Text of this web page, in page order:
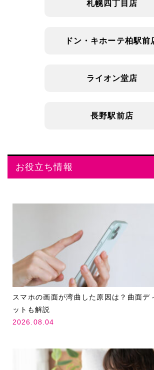
札幌四丁目店
ドン・キホーテ柏駅前
ライオン堂店
長野駅前店
お役立ち情報
スマホの画面が湾曲した原因は？曲面デ
ットも解説
2026.08.04